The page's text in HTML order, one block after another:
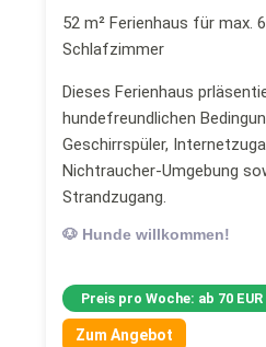
52 m² Ferienhaus für max.
Schlafzimmer
Dieses Ferienhaus
hundefreundlichen
Geschirrspüler,
Nichtraucher-Umgebung
Strandzugang.
🐶 Hunde willkommen!
Preis pro Woche: ab 70 EUR
Zum Angebot